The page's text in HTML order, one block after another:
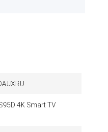
4K Smart TV